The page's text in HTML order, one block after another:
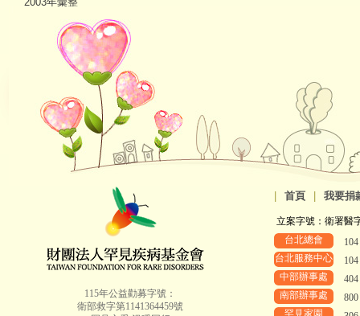
2002年彙整
115年公益勸募字號：
衛部救字第1141364459號
首頁 我要捐
立案字號：衛署醫
台北總會
台北服務中心
中部辦事處
南部辦事處
罕見家園